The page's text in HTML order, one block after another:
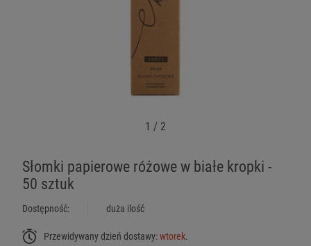
1 / 2
Słomki papierowe różowe w białe kropki -
50 sztuk
Dostępność: duża ilość
Przewidywany dzień dostawy:wtorek.